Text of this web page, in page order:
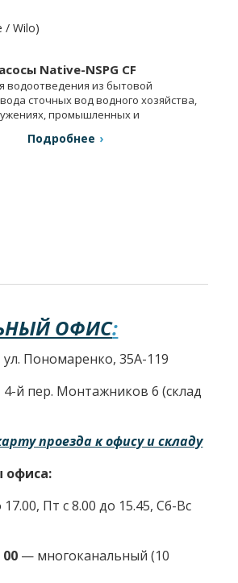
/ Wilo)
Native-NSPG CF
водоотведения из бытовой
сточных вод водного хозяйства,
промышленных и
Подробнее
ОФИС:
Пономаренко, 35А-119
й пер. Монтажников 6 (склад
проезда к офису и складу
офиса:
Пт с 8.00 до 15.45, Сб-Вс
— многоканальный (10